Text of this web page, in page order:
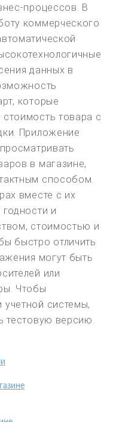
процессов. В
коммерческого
данных в
которые
товара с
Приложение
в магазине,
способом.
вместе с их
и
стоимостью и
быстро отличить
могут быть
или
Чтобы
системы,
тестовую версию.